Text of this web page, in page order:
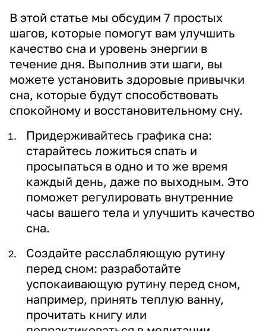
В этой статье мы обсудим 7 простых
шагов, которые помогут вам улучшить
качество сна и уровень энергии в
течение дня. Выполнив эти шаги, вы
можете установить здоровые привычки
сна, которые будут способствовать
спокойному и восстановительному сну.
Придерживайтесь графика сна:
старайтесь ложиться спать и
просыпаться в одно и то же время
каждый день, даже по выходным. Это
поможет регулировать внутренние
часы вашего тела и улучшить качество
сна.
Создайте расслабляющую рутину
перед сном: разработайте
успокаивающую рутину перед сном,
например, принять теплую ванну,
прочитать книгу или